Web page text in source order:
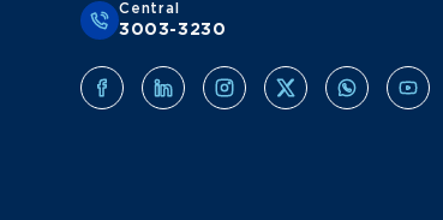
Central
3003-3230